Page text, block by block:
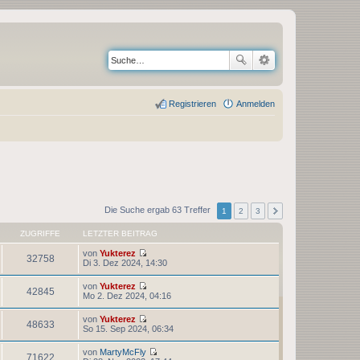
Anmelden
Registrieren
Die Suche ergab 63 Treffer 1 2 3
ZUGRIFFE LETZTER BEITRAG
32758 von Yukterez
N
s
t
e
Di 3. Dez 2024, 14:30
42845 von Yukterez
N
s
t
e
Mo 2. Dez 2024, 04:16
48633 von Yukterez
N
e
u
e
So 15. Sep 2024, 06:34
71622 von MartyMcFly